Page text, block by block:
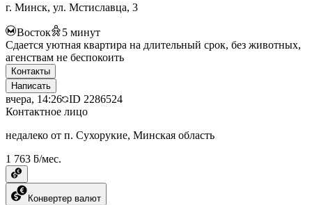
г. Минск, ул. Мстиславца, 3
Восток 5 минут
Сдается уютная квартира на длительный срок, без животных,
агенствам не беспокоить
Контакты
Написать
вчера, 14:26 ID 2286524
Контактное лицо
недалеко от п. Сухорукие, Минская область
1 763 ƃ/мес.
Конвертер валют